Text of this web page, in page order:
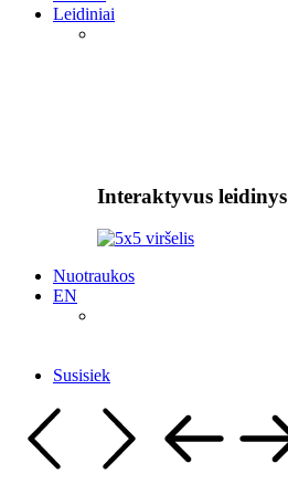
Leidiniai
Interaktyvus leidinys
Nuotraukos
EN
Susisiek